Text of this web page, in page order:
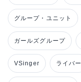
グループ・ユニット
ガールズグループ
VSinger ライバー